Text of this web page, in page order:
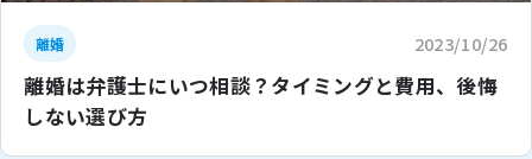
離婚 2023/10/26
離婚は弁護士にいつ相談？タイミングと費用、後悔
しない選び方